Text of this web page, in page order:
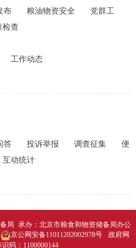
布 粮油物资安全
党群工
检查
工作动态
答 投诉举报 调查征集
便
互动统计
局 承办：北京市粮食和物资储备局办公
京公网安备11011202002978号政府网
码：1100000144